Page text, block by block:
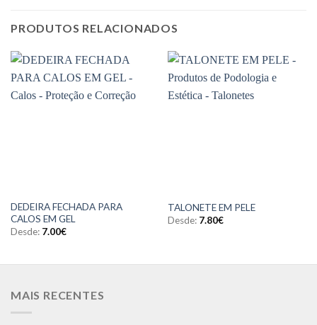
PRODUTOS RELACIONADOS
DEDEIRA FECHADA PARA
CALOS EM GEL
Desde: 7.00€
TALONETE EM PELE
Desde: 7.80€
MAIS RECENTES